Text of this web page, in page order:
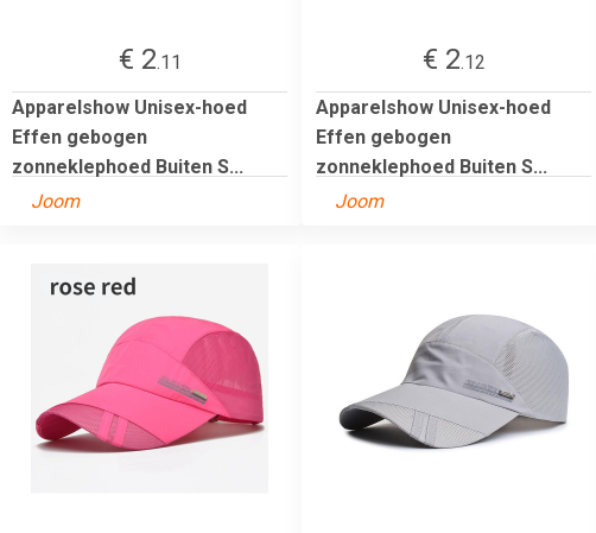
€ 2.11
Apparelshow Unisex-hoed
Effen gebogen
zonneklephoed Buiten S...
Joom
€ 2.12
Apparelshow Unisex-hoed
Effen gebogen
zonneklephoed Buiten S...
Joom